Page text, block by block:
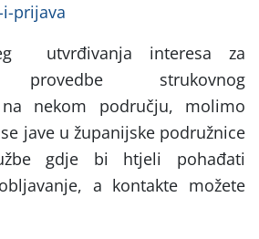
i-prijava
utvrđivanja interesa za
provedbe strukovnog
na nekom području, molimo
jave u županijske podružnice
gdje bi htjeli pohađati
a kontakte možete